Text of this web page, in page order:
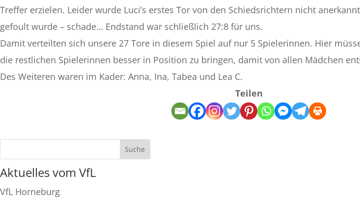
Treffer erzielen. Leider wurde Luci’s erstes Tor von den Schiedsrichtern nicht
gefoult wurde – schade… Endstand war schließlich 27:8 für uns.
Damit verteilten sich unsere 27 Tore in diesem Spiel auf nur 5 Spielerinnen. Hier
die restlichen Spielerinnen besser in Position zu bringen, damit von allen Mädchen
Des Weiteren waren im Kader: Anna, Ina, Tabea und Lea C.
Teilen
Aktuelles vom VfL
VfL Horneburg